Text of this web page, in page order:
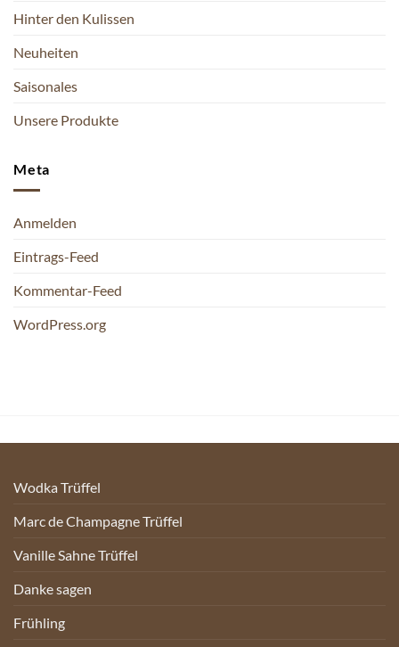
Hinter den Kulissen
Neuheiten
Saisonales
Unsere Produkte
Meta
Anmelden
Eintrags-Feed
Kommentar-Feed
WordPress.org
Wodka Trüffel
Marc de Champagne Trüffel
Vanille Sahne Trüffel
Danke sagen
Frühling